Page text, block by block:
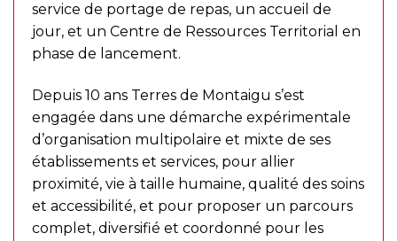
service de portage de repas, un accueil de
jour, et un Centre de Ressources Territorial en
phase de lancement.
Depuis 10 ans Terres de Montaigu s’est
engagée dans une démarche expérimentale
d’organisation multipolaire et mixte de ses
établissements et services, pour allier
proximité, vie à taille humaine, qualité des soins
et accessibilité, et pour proposer un parcours
complet, diversifié et coordonné pour les